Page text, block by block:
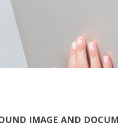
IMAGE AND